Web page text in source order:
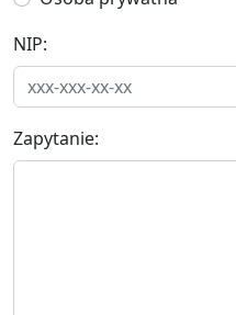
NIP:
Zapytanie: